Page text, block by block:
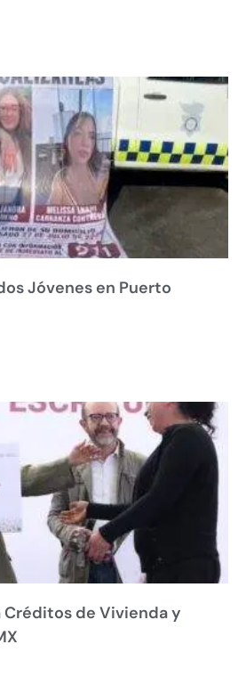
Jóvenes en Puerto
Créditos de Vivienda y